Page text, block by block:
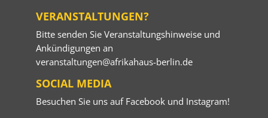
VERANSTALTUNGEN?
Bitte senden Sie Veranstaltungshinweise und
Ankündigungen an
veranstaltungen@afrikahaus-berlin.de
SOCIAL MEDIA
Besuchen Sie uns auf Facebookund Instagram!